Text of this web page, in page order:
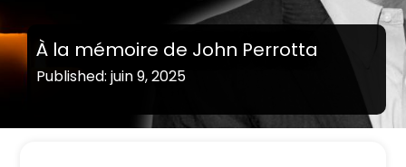
À la mémoire de John Perrotta
Published: juin 9, 2025